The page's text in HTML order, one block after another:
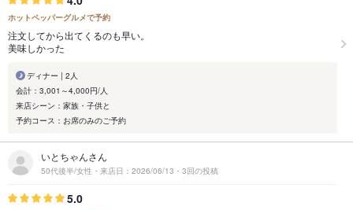
ホットペッパーグルメで予約
注文してから出てくるのも早い。
美味しかった
ディナー | 2人
会計：3,001～4,000円/人
来店シーン：家族・子供と
予約コース：お席のみのご予約
いとちゃんさん
50代後半/女性・来店日：2026/06/13・3回の投稿
5.0